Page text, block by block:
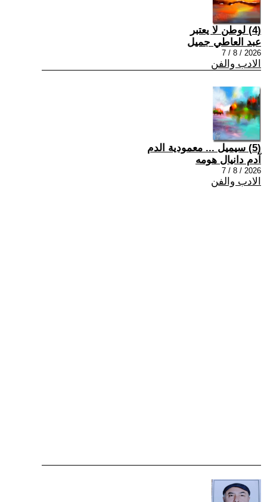
(4) لوطن لا يعتبر
عبد العاطي جميل
2026 / 8 / 7
الادب والفن
(5) سيميل ... معمودية الدم
آدم دانيال هومه
2026 / 8 / 7
الادب والفن